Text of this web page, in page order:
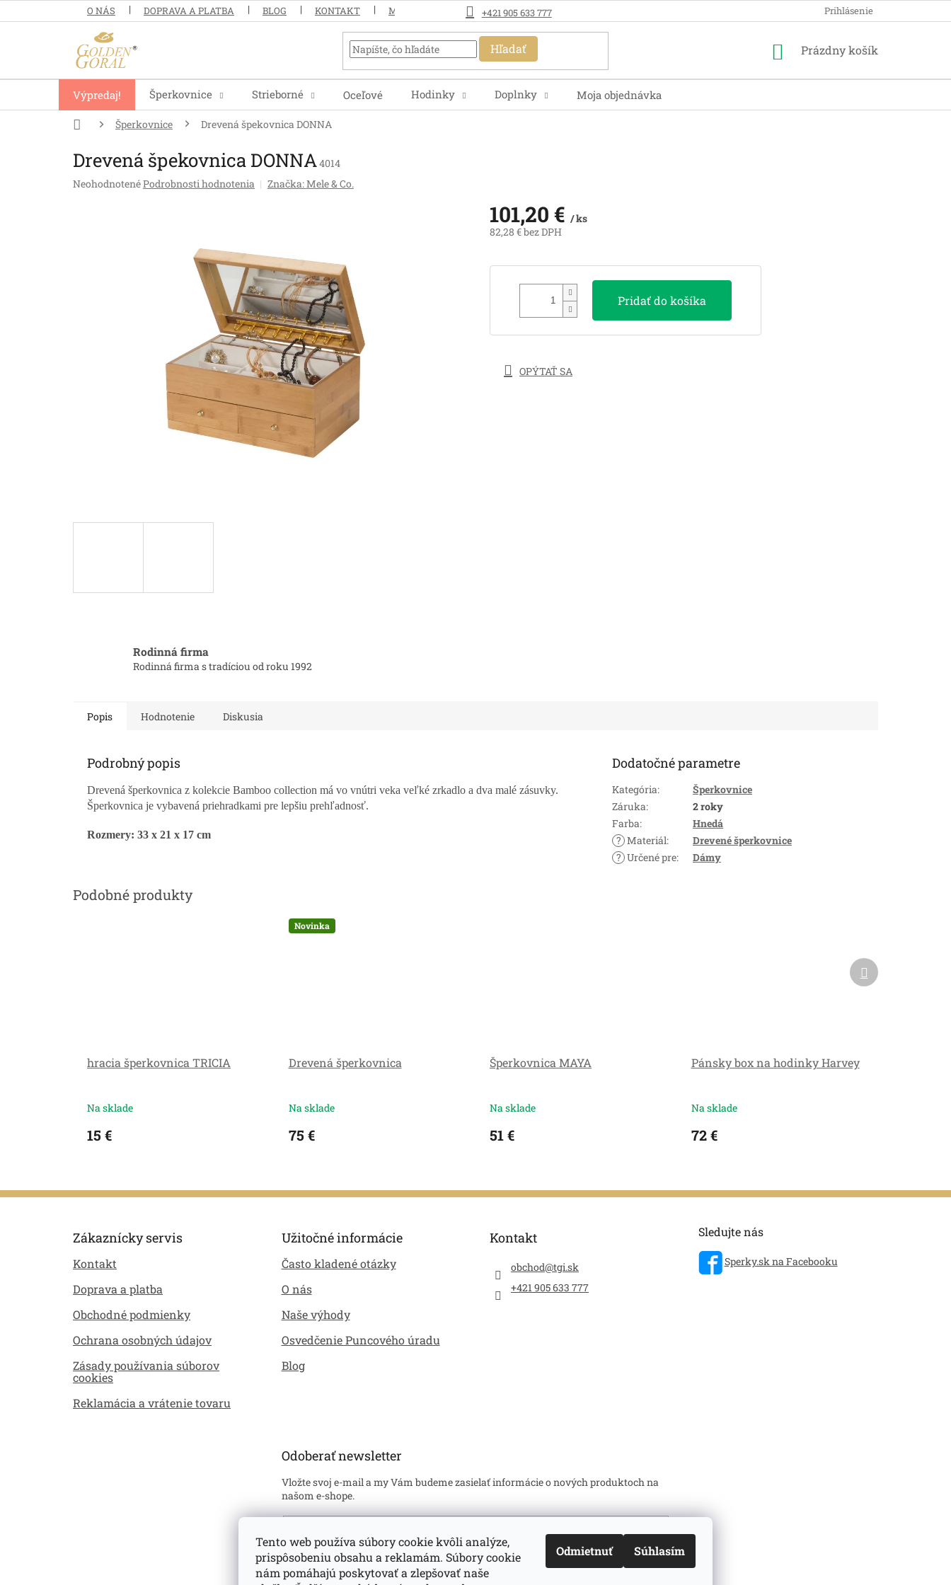
Tento web používa súbory cookie kvôli analýze,
prispôsobeniu obsahu a reklamám. Súbory cookie
nám pomáhajú poskytovať a zlepšovať naše
Odmietnuť Súhlasím
na
+421 905 633 777
O NÁS DOPRAVA A PLATBA BLOG KONTAKT MOJA OBJEDNÁVKA Prihlásenie
Hľadať
Nákupný
Prázdny košík
Výpredaj! Šperkovnice Strieborné Oceľové Hodinky Doplnky Moja objednávka
DomovŠperkovnice Drevená špekovnica DONNA
Drevená špekovnica DONNA4014
Priemerné
NeohodnotenéPodrobnosti hodnotenia Značka:Mele & Co.
101,20 € / ks
82,28 € bez DPH
cena:
Pridať do košíka
OPÝTAŤ SA
Rodinná firma
Rodinná firma s tradíciou od roku 1992
Popis Hodnotenie Diskusia
Podrobný popis
Drevená šperkovnica z kolekcie Bamboo collection má vo vnútri veka veľké zrkadlo a dva malé zásuvky.
Šperkovnica je vybavená priehradkami pre lepšiu prehľadnosť.
Rozmery: 33 x 21 x 17 cm
Dodatočné parametre
Kategória:
Šperkovnice
Záruka:
2 roky
Farba:
Hnedá
? Materiál:
Drevené šperkovnice
? Určené pre: Dámy
hracia šperkovnica TRICIA
Na sklade
15 €
Novinka
Drevená šperkovnica
Na sklade
75 €
Šperkovnica MAYA
Na sklade
51 €
Pánsky box na hodinky Harvey
Na sklade
72 €
Ďalší
produkt
Zákaznícky servis
Kontakt
Doprava a platba
Obchodné podmienky
Ochrana osobných údajov
Zásady používania súborov
cookies
Reklamácia a vrátenie tovaru
Užitočné informácie
Často kladené otázky
O nás
Naše výhody
Osvedčenie Puncového úradu
Blog
Kontakt
obchod@tgi.sk
+421 905 633 777
Sledujte nás
Sperky.sk na Facebooku
Odoberať newsletter
Vložte svoj e-mail a my Vám budeme zasielať informácie o nových produktoch na
našom e-shope.
Súhlasím sospracovaním mojich osobných údajov
v súlade s príslušnými
ustanoveniami zákona č. 122/2013 Z.z. o ochrane osobných údajov. Zároveň